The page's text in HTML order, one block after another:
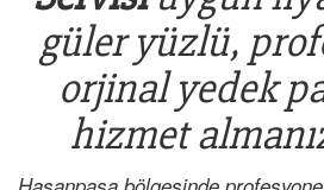
güler yüzlü,
orjinal yedek
hizmet